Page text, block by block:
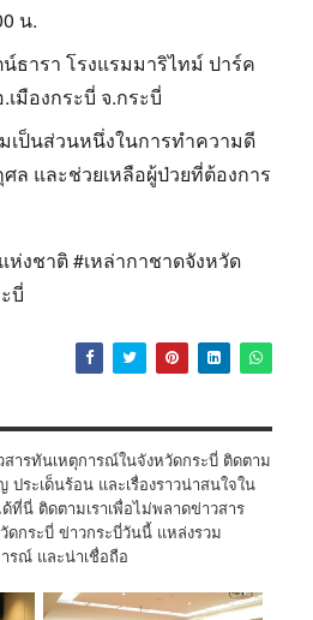
น.
ธารา โรงแรมมาริไทม์ ปาร์ค
มืองกระบี่ จ.กระบี่
ป็นส่วนหนึ่งในการทำความดี
ล และช่วยเหลือผู้ป่วยที่ต้องการ
งชาติ #เหล่ากาชาดจังหวัด
บี่
สารทันเหตุการณ์ในจังหวัดกระบี่ ติดตาม
ประเด็นร้อน และเรื่องราวน่าสนใจใน
ที่นี่ ติดตามเราเพื่อไม่พลาดข่าวสาร
ดกระบี่ ข่าวกระบี่วันนี้ แหล่งรวม
รณ์ และน่าเชื่อถือ